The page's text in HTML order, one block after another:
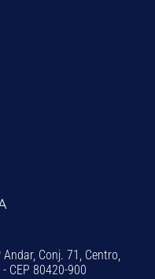
Conj. 71, Centro,
CEP 80420-900